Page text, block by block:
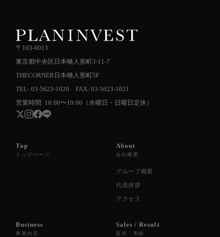
〒103-0013
東京都中央区日本橋人形町3-11-7
THECORNER日本橋人形町5F
TEL: 03-5623-1020 FAX: 03-5623-1021
営業時間: 10:00〜19:00（水曜日・日曜日定休）
Top
トップページ
About
会社概要
グループ概要
代表挨拶
アクセス
Business
事業内容
Sales / Result
販売・実績